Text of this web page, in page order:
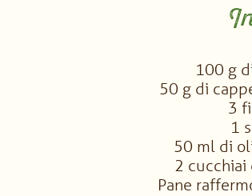
100 g
50 g di
3
1
50 ml di
2 cucchiai
Pane